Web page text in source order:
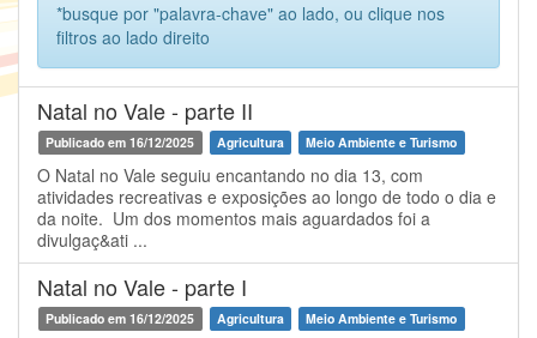
*busque por "palavra-chave" ao lado, ou clique nos
filtros ao lado direito
Natal no Vale - parte II
Publicado em 16/12/2025 Agricultura Meio Ambiente e Turismo
O Natal no Vale seguiu encantando no dia 13, com
atividades recreativas e exposições ao longo de todo o dia e
da noite. Um dos momentos mais aguardados foi a
divulgaç&ati ...
Natal no Vale - parte I
Publicado em 16/12/2025 Agricultura Meio Ambiente e Turismo